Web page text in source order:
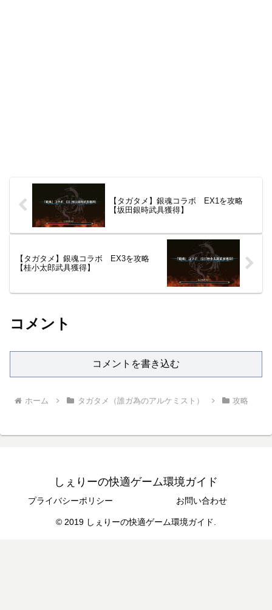
【タガタメ】銀魂コラボ EX1を攻略
【坂田銀時武具獲得】
【タガタメ】銀魂コラボ EX3を攻略
【桂小太郎武具獲得】
コメント
コメントを書き込む
ホーム タガタメ（誰ガ為のアルケミスト） 攻略
しぇりーの快適ゲーム環境ガイド
プライバシーポリシー お問い合わせ
© 2019 しぇりーの快適ゲーム環境ガイド.